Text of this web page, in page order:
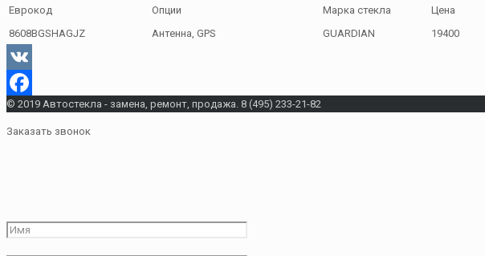
Еврокод Опции Марка стекла
Цена
8608BGSHAGJZ
Антенна, GPS GUARDIAN 19400
VK
Facebook
© 2019 Автостекла - замена, ремонт, продажа. 8 (495) 233-21-82
Заказать звонок